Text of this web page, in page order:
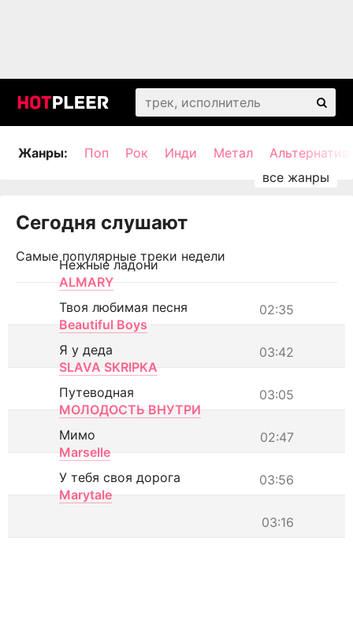
Жанры: Поп Рок Инди Метал
Сегодня слушают
Самые популярные треки недели
Нежные ладони
ALMARY
02:35
Твоя любимая песня
Beautiful Boys
03:42
Я у деда
SLAVA SKRIPKA
03:05
Путеводная
МОЛОДОСТЬ ВНУТРИ
02:47
Мимо
Marselle
03:56
У тебя своя дорога
Marytale
03:16